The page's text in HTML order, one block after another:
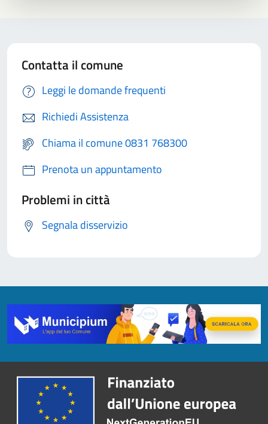
Contatta il comune
Leggi le domande frequenti
Richiedi Assistenza
Chiama il comune 0831 768300
Prenota un appuntamento
Problemi in città
Segnala disservizio